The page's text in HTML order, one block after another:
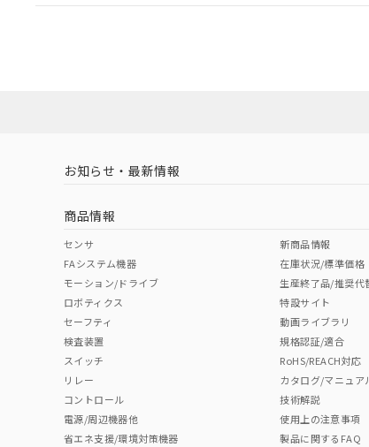
EU RoHS 注意事項・凡例
中国 RoHS 注意事項・凡例
中国 RoHS表
Pb Hg
"対応済み"や非含有の記載がされた商品であっても、
非含有品が必要な際は、弊社営業部門もしくは販売店
お知らせ・最新情報
商品情報
センサ
FAシステム機器
モーション/ドライブ
ロボティクス
セーフティ
検査装置
スイッチ
リレー
コントロール
電源/周辺機器他
省エネ支援/環境対策機器
新商品情報
在庫状況/標準価格
生産終了品/推奨代
特設サイト
動画ライブラリ
規格認証/適合
RoHS/REACH対応
カタログ/マニュア
技術解説
使用上の注意事項
製品に関するFAQ